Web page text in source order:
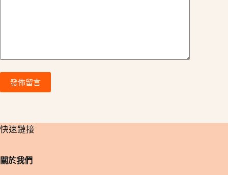
發佈留言
​快速鏈接
關於我們